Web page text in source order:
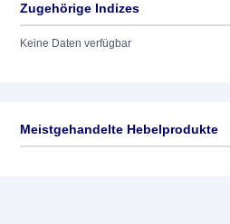
Zugehörige Indizes
Keine Daten verfügbar
Meistgehandelte Hebelprodukte